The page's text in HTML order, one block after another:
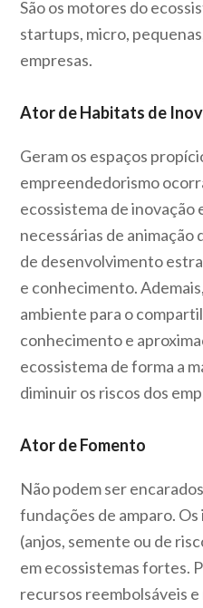
São os motores do
startups, micro,
empresas.
Ator de Habitats de
Geram os espaços
empreendedorismo
ecossistema de inovação
necessárias de animação
de desenvolvimento
e conhecimento.
ambiente para o
conhecimento e
ecossistema de forma a
diminuir os riscos dos
Ator de Fomento
Não podem ser
fundações de amparo.
(anjos, semente ou de
em ecossistemas fortes.
recursos reembolsáveis